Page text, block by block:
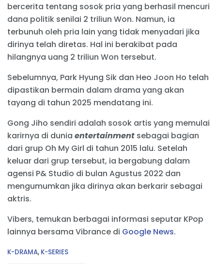
bercerita tentang sosok pria yang berhasil mencuri
dana politik senilai 2 triliun Won. Namun, ia
terbunuh oleh pria lain yang tidak menyadari jika
dirinya telah diretas. Hal ini berakibat pada
hilangnya uang 2 triliun Won tersebut.
Sebelumnya, Park Hyung Sik dan Heo Joon Ho telah
dipastikan bermain dalam drama yang akan
tayang di tahun 2025 mendatang ini.
Gong Jiho sendiri adalah sosok artis yang memulai
karirnya di dunia entertainment sebagai bagian
dari grup Oh My Girl di tahun 2015 lalu. Setelah
keluar dari grup tersebut, ia bergabung dalam
agensi P& Studio di bulan Agustus 2022 dan
mengumumkan jika dirinya akan berkarir sebagai
aktris.
Vibers, temukan berbagai informasi seputar KPop
lainnya bersama Vibrance di Google News.
C
K-DRAMA, K-SERIES